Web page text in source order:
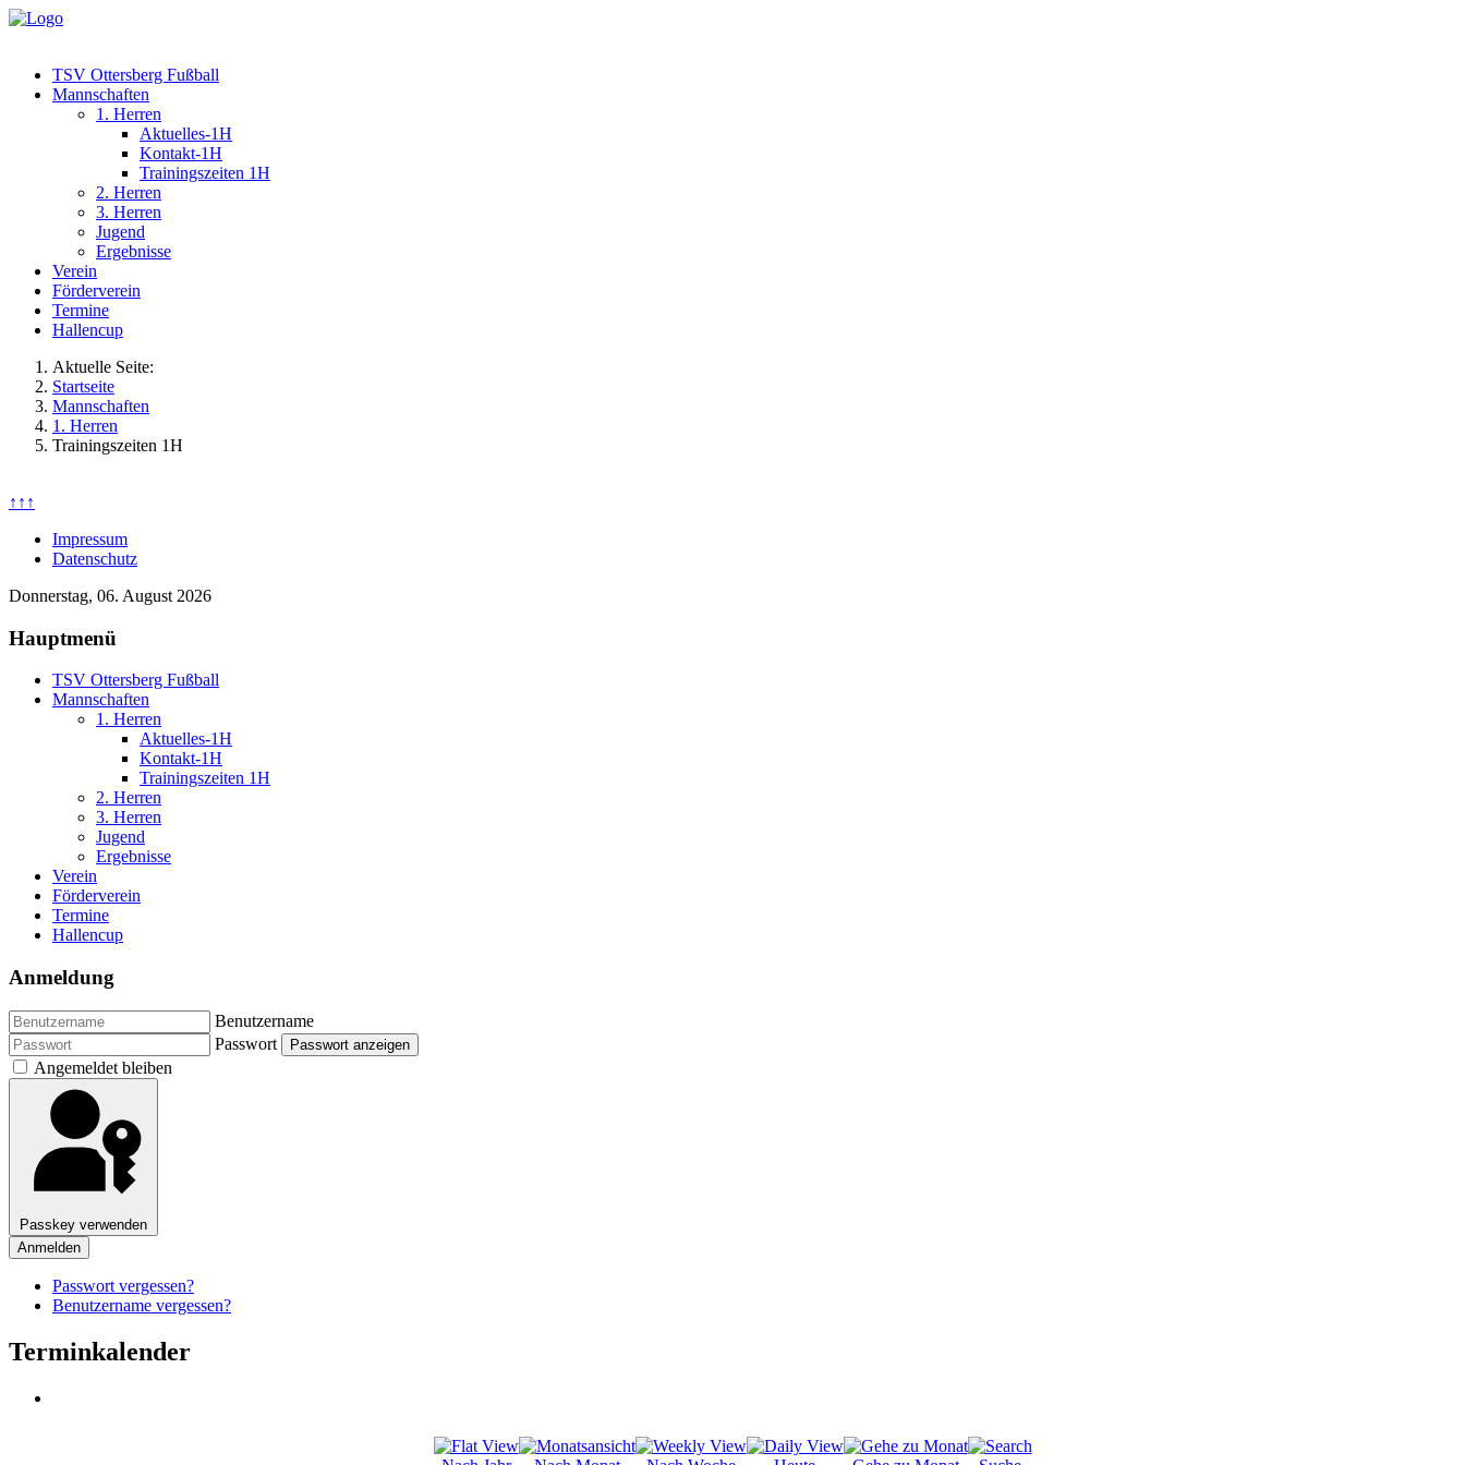
TSV Ottersberg Fußball
Mannschaften
1. Herren
Aktuelles-1H
Kontakt-1H
Trainingszeiten 1H
2. Herren
3. Herren
Jugend
Ergebnisse
Verein
Förderverein
Termine
Hallencup
Aktuelle Seite:
Startseite
Mannschaften
1. Herren
Trainingszeiten 1H
↑↑↑
Impressum
Datenschutz
Donnerstag, 06. August 2026
Hauptmenü
TSV Ottersberg Fußball
Mannschaften
1. Herren
Aktuelles-1H
Kontakt-1H
Trainingszeiten 1H
2. Herren
3. Herren
Jugend
Ergebnisse
Verein
Förderverein
Termine
Hallencup
Anmeldung
Benutzername
Passwort
Passwort anzeigen
Angemeldet bleiben
Passkey verwenden
Anmelden
Passwort vergessen?
Benutzername vergessen?
Terminkalender